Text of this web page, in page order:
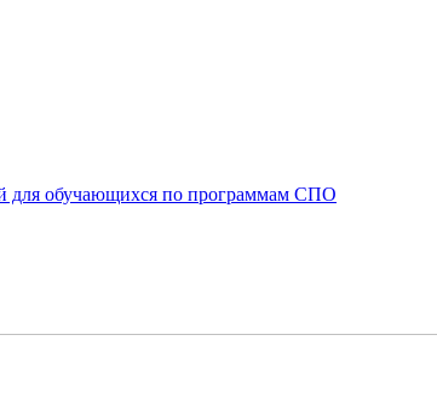
для обучающихся по программам СПО